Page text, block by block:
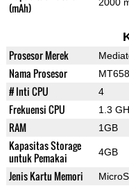
(mAh)
Prosesor Merek
Nama Prosesor
# Inti CPU 4
Frekuensi CPU 1.3
RAM 1GB
Kapasitas Storage
untuk Pemakai
4GB
Jenis Kartu Memori